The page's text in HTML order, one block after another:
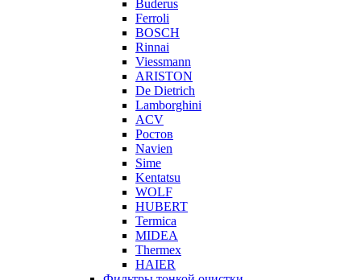
Buderus
Ferroli
BOSCH
Rinnai
Viessmann
ARISTON
De Dietrich
Lamborghini
ACV
Ростов
Navien
Sime
Kentatsu
WOLF
HUBERT
Termica
MIDEA
Thermex
HAIER